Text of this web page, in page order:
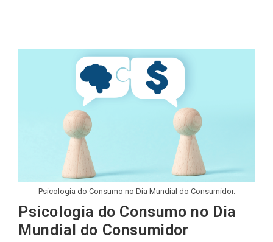
Psicologia do Consumo no Dia Mundial do Consumidor.
Psicologia do Consumo no Dia
Mundial do Consumidor